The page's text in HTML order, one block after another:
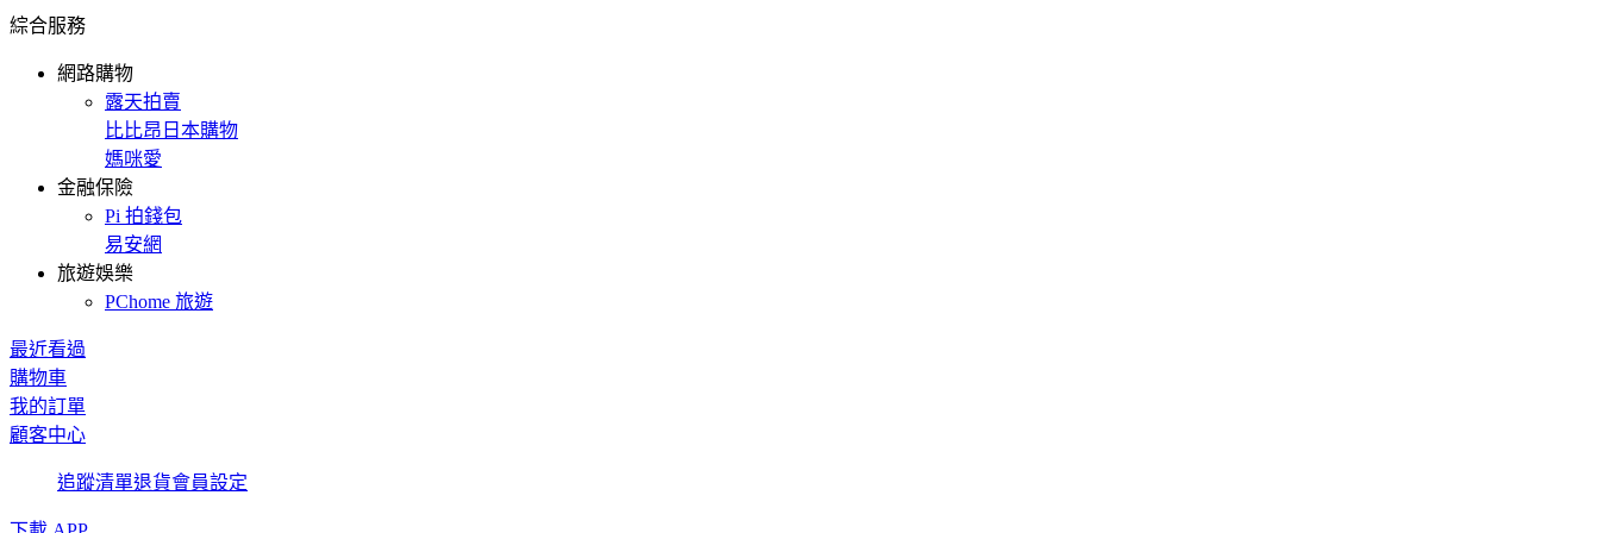
綜合服務
網路購物
露天拍賣
比比昂日本購物
媽咪愛
金融保險
Pi 拍錢包
易安網
旅遊娛樂
PChome 旅遊
最近看過
購物車
我的訂單
顧客中心
追蹤清單退貨會員設定